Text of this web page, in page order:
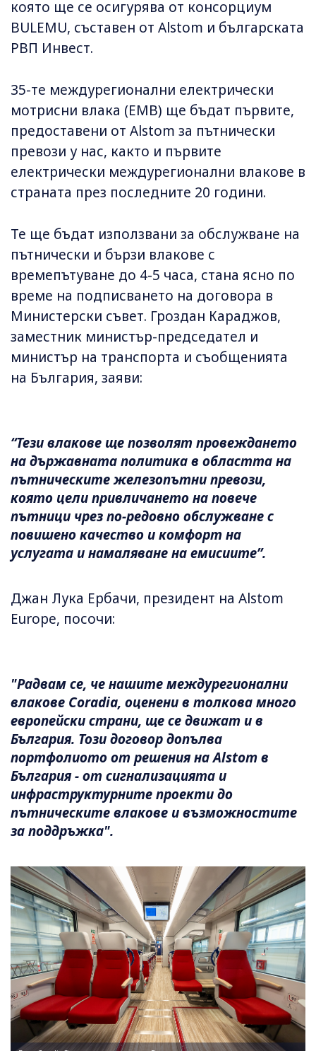
която ще се осигурява от консорциум
BULEMU, съставен от Alstom и българската
РВП Инвест.
35-те междурегионални електрически
мотрисни влака (ЕМВ) ще бъдат първите,
предоставени от Alstom за пътнически
превози у нас, както и първите
електрически междурегионални влакове в
страната през последните 20 години.
Те ще бъдат използвани за обслужване на
пътнически и бързи влакове с
времепътуване до 4-5 часа, стана ясно по
време на подписването на договора в
Министерски съвет. Гроздан Караджов,
заместник министър-председател и
министър на транспорта и съобщенията
на България, заяви:
“Тези влакове ще позволят провеждането
на държавната политика в областта на
пътническите железопътни превози,
която цели привличането на повече
пътници чрез по-редовно обслужване с
повишено качество и комфорт на
услугата и намаляване на емисиите”.
Джан Лука Ербачи, президент на Alstom
Europe, посочи:
"Радвам се, че нашите междурегионални
влакове Coradia, оценени в толкова много
европейски страни, ще се движат и в
България. Този договор допълва
портфолиото от решения на Alstom в
България - от сигнализацията и
инфраструктурните проекти до
пътническите влакове и възможностите
за поддръжка".